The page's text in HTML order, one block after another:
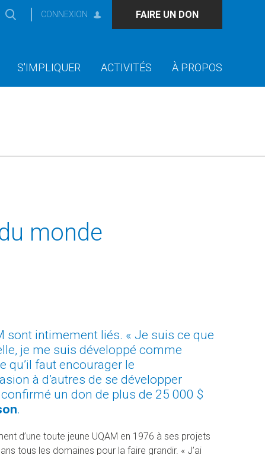
CONNEXION FAIRE UN DON
S'IMPLIQUER ACTIVITÉS À PROPOS
monde
sont intimement liés. « Je suis ce que
je me suis développé comme
qu’il faut encourager le
à d’autres de se développer
confirmé un don de plus de 25 000 $
.
d’une toute jeune UQAM en 1976 à ses projets
tous les domaines pour la faire grandir. « J’ai